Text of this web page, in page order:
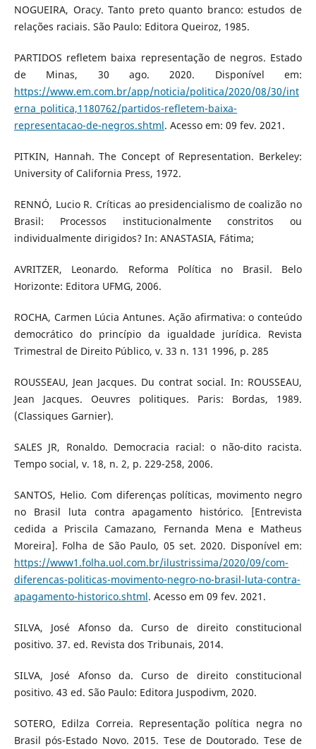
NOGUEIRA, Oracy. Tanto preto quanto branco: estudos de
relações raciais. São Paulo: Editora Queiroz, 1985.
PARTIDOS refletem baixa representação de negros. Estado
de Minas, 30 ago. 2020. Disponível em:
https://www.em.com.br/app/noticia/politica/2020/08/30/int
erna_politica,1180762/partidos-refletem-baixa-
representacao-de-negros.shtml. Acesso em: 09 fev. 2021.
PITKIN, Hannah. The Concept of Representation. Berkeley:
University of California Press, 1972.
RENNÓ, Lucio R. Críticas ao presidencialismo de coalizão no
Brasil: Processos institucionalmente constritos ou
individualmente dirigidos? In: ANASTASIA, Fátima;
AVRITZER, Leonardo. Reforma Política no Brasil. Belo
Horizonte: Editora UFMG, 2006.
ROCHA, Carmen Lúcia Antunes. Ação afirmativa: o conteúdo
democrático do princípio da igualdade jurídica. Revista
Trimestral de Direito Público, v. 33 n. 131 1996, p. 285
ROUSSEAU, Jean Jacques. Du contrat social. In: ROUSSEAU,
Jean Jacques. Oeuvres politiques. Paris: Bordas, 1989.
(Classiques Garnier).
SALES JR, Ronaldo. Democracia racial: o não-dito racista.
Tempo social, v. 18, n. 2, p. 229-258, 2006.
SANTOS, Helio. Com diferenças políticas, movimento negro
no Brasil luta contra apagamento histórico. [Entrevista
cedida a Priscila Camazano, Fernanda Mena e Matheus
Moreira]. Folha de São Paulo, 05 set. 2020. Disponível em:
https://www1.folha.uol.com.br/ilustrissima/2020/09/com-
diferencas-politicas-movimento-negro-no-brasil-luta-contra-
apagamento-historico.shtml. Acesso em 09 fev. 2021.
SILVA, José Afonso da. Curso de direito constitucional
positivo. 37. ed. Revista dos Tribunais, 2014.
SILVA, José Afonso da. Curso de direito constitucional
positivo. 43 ed. São Paulo: Editora Juspodivm, 2020.
SOTERO, Edilza Correia. Representação política negra no
Brasil pós-Estado Novo. 2015. Tese de Doutorado. Tese de